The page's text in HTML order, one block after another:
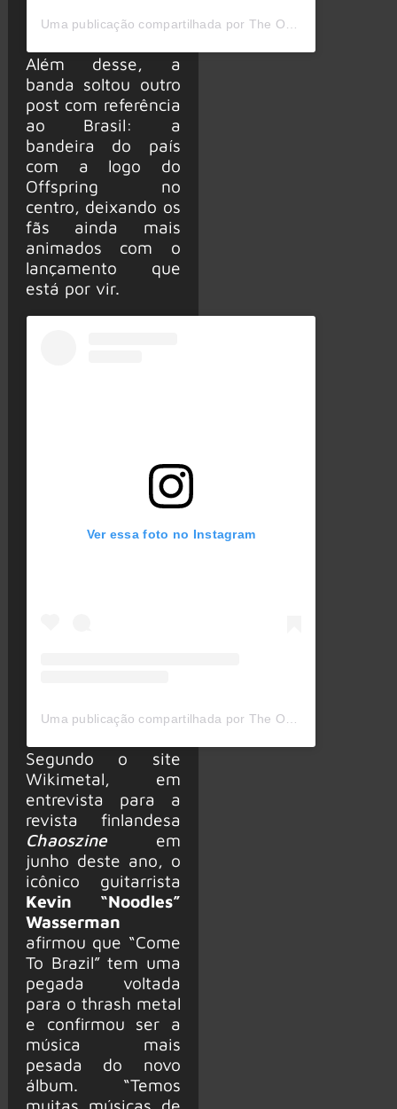
Uma publicação compartilhada por The Offspring (@offspring)
Além desse, a
banda soltou outro
post com referência
ao Brasil: a
bandeira do país
com a logo do
Offspring no
centro, deixando os
fãs ainda mais
animados com o
lançamento que
está por vir.
Ver essa foto no Instagram
Uma publicação compartilhada por The Offspring (@offspring)
Segundo o site
Wikimetal, em
entrevista para a
revista finlandesa
Chaoszine em
junho deste ano, o
icônico guitarrista
Kevin “Noodles”
Wasserman
afirmou que “Come
To Brazil” tem uma
pegada voltada
para o thrash metal
e confirmou ser a
música mais
pesada do novo
álbum. “Temos